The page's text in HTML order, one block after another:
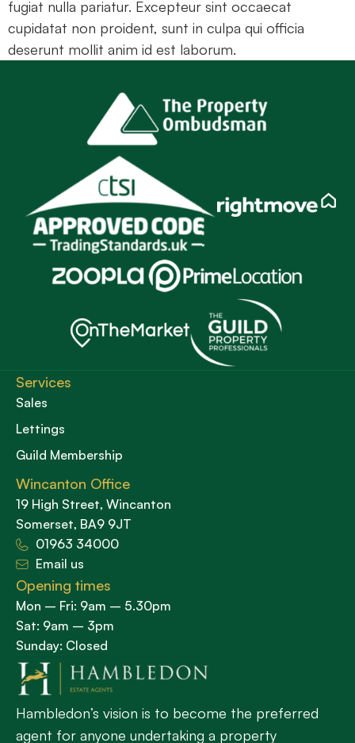
fugiat nulla pariatur. Excepteur sint occaecat
cupidatat non proident, sunt in culpa qui officia
deserunt mollit anim id est laborum.
Hambledon’s vision is to become the preferred
agent for anyone undertaking a property
Services
Sales
Lettings
Guild Membership
Wincanton Office
19 High Street, Wincanton
Somerset, BA9 9JT
01963 34000
Email us
Opening times
Mon – Fri: 9am – 5.30pm
Sat: 9am – 3pm
Sunday: Closed